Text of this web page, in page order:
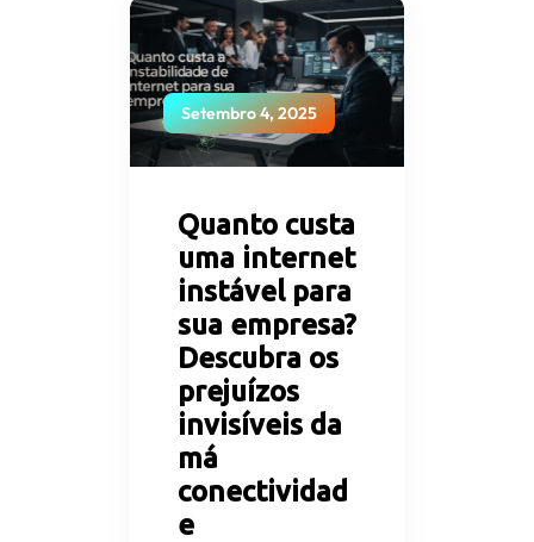
Setembro 4, 2025
Quanto custa
uma internet
instável para
sua empresa?
Descubra os
prejuízos
invisíveis da
má
conectividad
e